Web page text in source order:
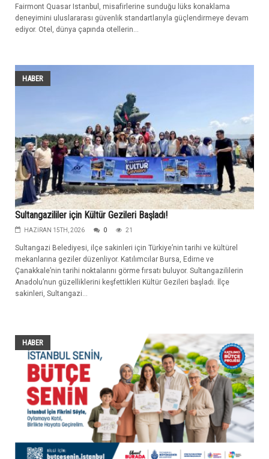
Fairmont Quasar Istanbul, misafirlerine sunduğu lüks konaklama
deneyimini uluslararası güvenlik standartlarıyla güçlendirmeye devam
ediyor. Otel, dünya çapında otellerin...
HABER
Sultangazililer için Kültür Gezileri Başladı!
HAZIRAN 15TH, 2026 0 21
Sultangazi Belediyesi, ilçe sakinleri için Türkiye’nin tarihi ve kültürel
mekanlarına geziler düzenliyor. Katılımcılar Bursa, Edirne ve
Çanakkale’nin tarihi noktalarını görme fırsatı buluyor. Sultangazililerin
Anadolu’nun güzelliklerini keşfettikleri Kültür Gezileri başladı. İlçe
sakinleri, Sultangazi...
HABER